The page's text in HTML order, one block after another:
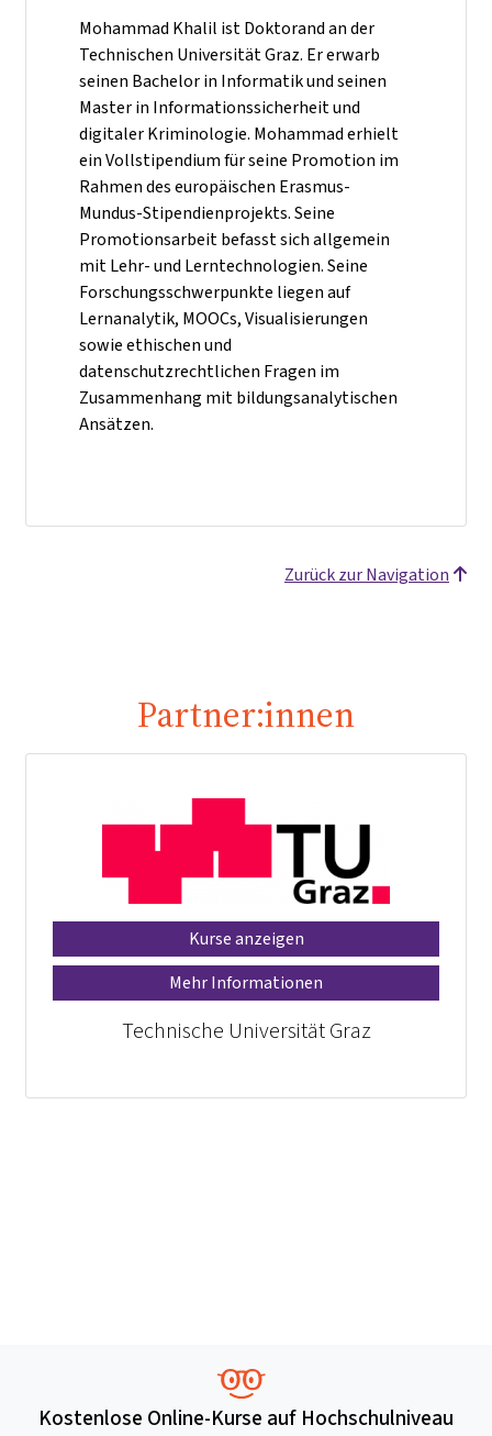
Mohammad Khalil ist Doktorand an der
Technischen Universität Graz. Er erwarb
seinen Bachelor in Informatik und seinen
Master in Informationssicherheit und
digitaler Kriminologie. Mohammad erhielt
ein Vollstipendium für seine Promotion im
Rahmen des europäischen Erasmus-
Mundus-Stipendienprojekts. Seine
Promotionsarbeit befasst sich allgemein
mit Lehr- und Lerntechnologien. Seine
Forschungsschwerpunkte liegen auf
Lernanalytik, MOOCs, Visualisierungen
sowie ethischen und
datenschutzrechtlichen Fragen im
Zusammenhang mit bildungsanalytischen
Ansätzen.
Zurück zur Navigation
Partner:innen
Kurse anzeigen
Mehr Informationen
Technische Universität Graz
Kostenlose Online-Kurse auf Hochschulniveau